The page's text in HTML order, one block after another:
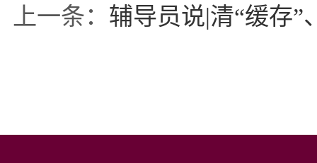
上一条： 辅导员说|清“缓存”